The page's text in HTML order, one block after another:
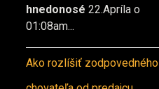
hnedonosé 22.Apríla o
01:08am...
Ako rozlíšiť zodpovedného